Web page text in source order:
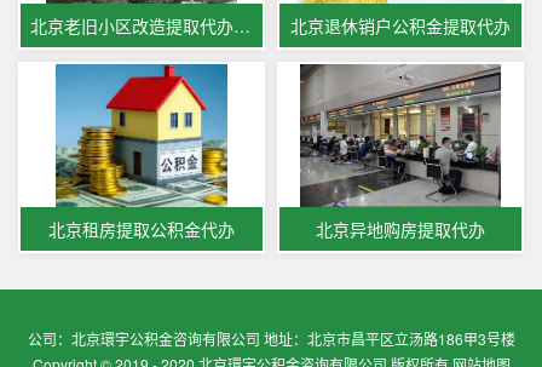
北京老旧小区改造提取代办公积金 北京退休销户公积金提取代办
北京租房提取公积金代办 北京异地购房提取代办
公司：北京環宇公积金咨询有限公司 地址：北京市昌平区立汤路186甲3号楼